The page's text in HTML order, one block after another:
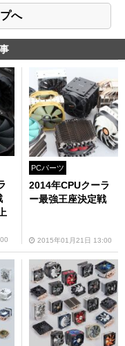
へ
PCパーツ
2014年CPUクーラ
ー最強王座決定戦
2015年01月21日 13:00